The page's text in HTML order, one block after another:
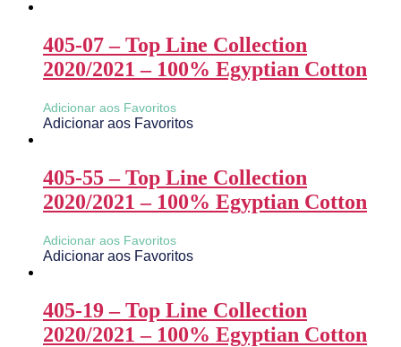
405-07 – Top Line Collection
2020/2021 – 100% Egyptian Cotton
Adicionar aos Favoritos
Adicionar aos Favoritos
405-55 – Top Line Collection
2020/2021 – 100% Egyptian Cotton
Adicionar aos Favoritos
Adicionar aos Favoritos
405-19 – Top Line Collection
2020/2021 – 100% Egyptian Cotton